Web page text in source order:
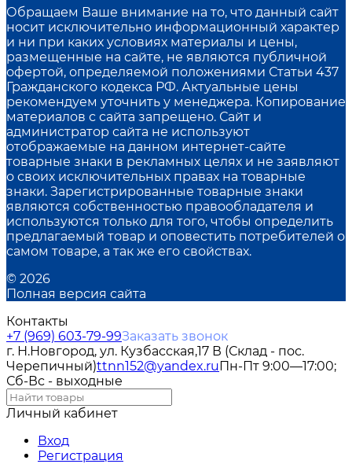
Обращаем Ваше внимание на то, что данный сайт
носит исключительно информационный характер
и ни при каких условиях материалы и цены,
размещенные на сайте, не являются публичной
офертой, определяемой положениями Статьи 437
Гражданского кодекса РФ. Актуальные цены
рекомендуем уточнить у менеджера. Копирование
материалов с сайта запрещено. Сайт и
администратор сайта не используют
отображаемые на данном интернет-сайте
товарные знаки в рекламных целях и не заявляют
о своих исключительных правах на товарные
знаки. Зарегистрированные товарные знаки
являются собственностью правообладателя и
используются только для того, чтобы определить
предлагаемый товар и оповестить потребителей о
самом товаре, а так же его свойствах.
© 2026
Полная версия сайта
Контакты
+7 (969) 603-79-99Заказать звонок
г. Н.Новгород, ул. Кузбасская,17 В (Склад - пос.
Черепичный)ttnn152@yandex.ruПн-Пт 9:00—17:00;
Сб-Вс - выходные
Личный кабинет
Вход
Регистрация